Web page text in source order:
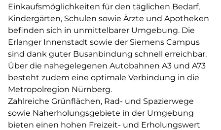
Einkaufsmöglichkeiten für den täglichen Bedarf,
Kindergärten, Schulen sowie Ärzte und Apotheken
befinden sich in unmittelbarer Umgebung. Die
Erlanger Innenstadt sowie der Siemens Campus
sind dank guter Busanbindung schnell erreichbar.
Über die nahegelegenen Autobahnen A3 und A73
besteht zudem eine optimale Verbindung in die
Metropolregion Nürnberg.
Zahlreiche Grünflächen, Rad- und Spazierwege
sowie Naherholungsgebiete in der Umgebung
bieten einen hohen Freizeit- und Erholungswert